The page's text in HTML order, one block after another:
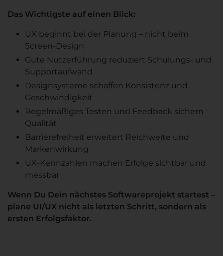
Das Wichtigste auf einen Blick:
UX beginnt bei der Planung – nicht beim
Screen-Design
Gute Nutzerführung reduziert Schulungs- und
Supportaufwand
Designsysteme schaffen Konsistenz und
Geschwindigkeit
Regelmäßiges Testen und Feedback sichern
Qualität
Barrierefreiheit erweitert Reichweite und
Markenwirkung
UX-Kennzahlen machen Erfolge sichtbar und
messbar
Wenn Du Dein nächstes Softwareprojekt startest –
plane UI/UX nicht als letzten Schritt, sondern als
ersten Erfolgsfaktor.